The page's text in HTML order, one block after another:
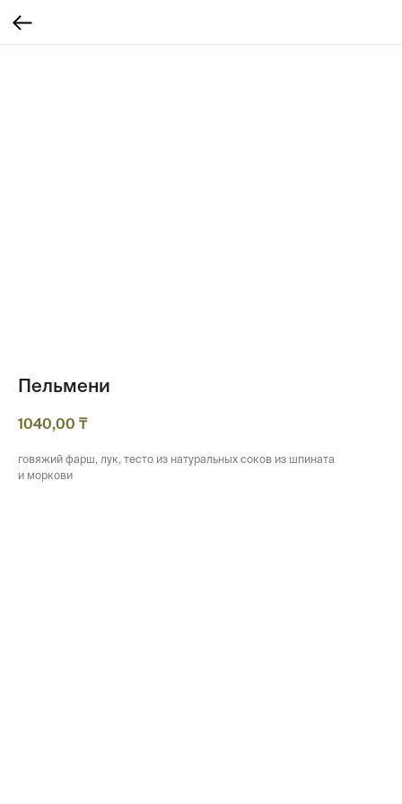
Пельмени
1040,00 ₸
говяжий фарш, лук, тесто из натуральных соков из шпината
и моркови